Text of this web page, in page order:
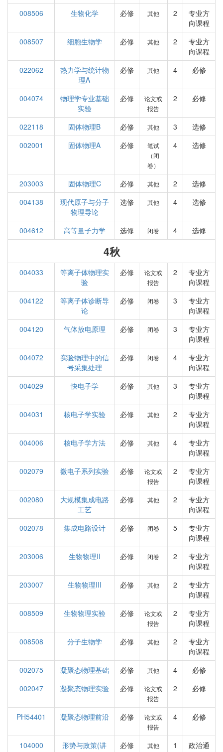
008506
生物化学 必修 其他 2
专业方
向课程
008507
细胞生物学 必修 其他 2
专业方
向课程
022062
热力学与统计物
理A
必修 其他 4 必修
004074
物理学专业基础
实验
必修
论文或
报告
2 必修
022118 固体物理B 必修 其他 3
选修
002001
固体物理A 必修
笔试
（闭
卷）
4 选修
203003 固体物理C 必修 其他 2
选修
004138
现代原子与分子
物理导论
选修 其他 4 选修
004612 高等量子力学 选修 闭卷 4 选修
4秋
004033
等离子体物理实
验
必修
论文或
报告
2
专业方
向课程
004122
等离子体诊断导
论
必修 闭卷 3
专业方
向课程
004120
气体放电原理 必修 闭卷 3
专业方
向课程
004072
实验物理中的信
号采集处理
必修 闭卷 4
专业方
向课程
004029
快电子学 必修 其他 3
专业方
向课程
004031
核电子学实验 必修 其他 2
专业方
向课程
004006
核电子学方法 必修 其他 4
专业方
向课程
002079
微电子系列实验 必修
论文或
报告
2
专业方
向课程
002080
大规模集成电路
工艺
必修 其他 2
专业方
向课程
002078
集成电路设计 必修 闭卷 5
专业方
向课程
203006
生物物理II 必修 闭卷 2
专业方
向课程
203007
生物物理III 必修 其他 2
专业方
向课程
008509
生物物理实验 必修
论文或
报告
2
专业方
向课程
008508
分子生物学 必修 其他 2
专业方
向课程
002075
凝聚态物理基础 必修 其他 4
必修
002047
凝聚态物理实验 必修
论文或
报告
2 必修
PH54401 凝聚态物理前沿 必修
论文或
报告
4 必修
104000
形势与政策(讲
必修 其他 1
政治通